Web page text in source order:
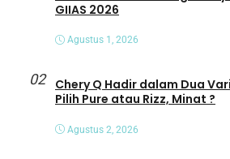
GIIAS 2026
Agustus 1, 2026
02
Chery Q Hadir dalam Dua
Pilih Pure atau Rizz, Minat ?
Agustus 2, 2026